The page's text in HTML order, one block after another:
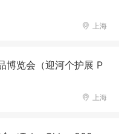
上海
博览会（迎河个护展 P
上海